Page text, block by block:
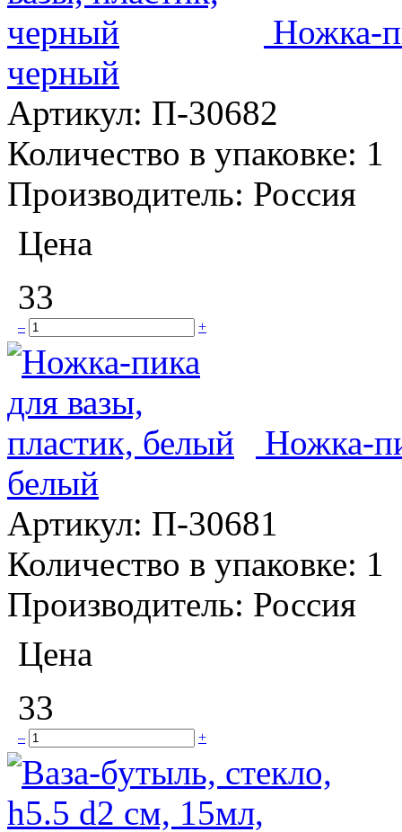
Ножка-
черный
Артикул: П-30682
Количество в упаковке: 1
Производитель: Россия
Цена
33
– +
Ножка-
белый
Артикул: П-30681
Количество в упаковке: 1
Производитель: Россия
Цена
33
– +